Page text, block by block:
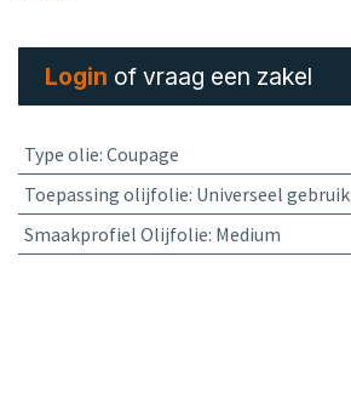
Login of vraag een zakel
Type olie: Coupage
Toepassing olijfolie: Universeel gebruik
Smaakprofiel Olijfolie: Medium